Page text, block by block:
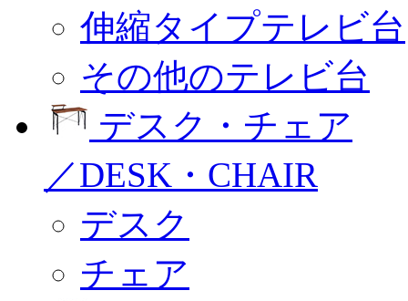
伸縮タイプテレビ台
その他のテレビ台
デスク・チェア
／DESK・CHAIR
デスク
チェア